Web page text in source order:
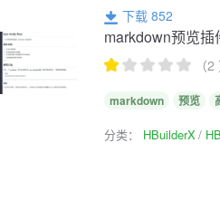
下载 852
markdown预览插
（
markdown 预览
分类： HBuilderX